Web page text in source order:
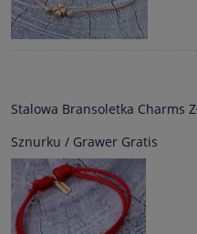
Stalowa Bransoletka Charms
Sznurku / Grawer Gratis